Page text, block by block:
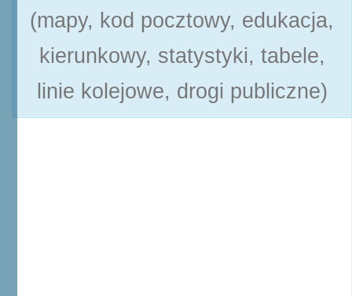
(mapy, kod pocztowy, edukacja,
kierunkowy, statystyki, tabele,
linie kolejowe, drogi publiczne)